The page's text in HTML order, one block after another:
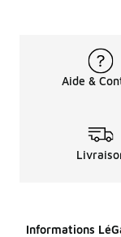
Aide &
Informations